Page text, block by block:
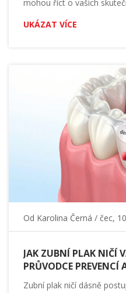
mohou říct o vašich
UKÁZAT VÍCE
Od Karolina Černá / čec,
JAK ZUBNÍ PLAK NIČÍ
PRŮVODCE PREVENCÍ
Zubní plak ničí dásně